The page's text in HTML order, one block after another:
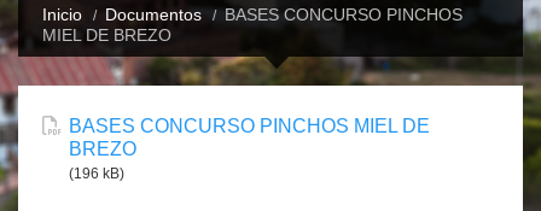
Inicio Documentos
BASES CONCURSO PINCHOS
MIEL DE BREZO
BASES CONCURSO PINCHOS MIEL DE
BREZO
(196 kB)